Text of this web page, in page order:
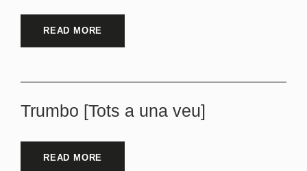
READ MORE
Trumbo [Tots a una veu]
READ MORE